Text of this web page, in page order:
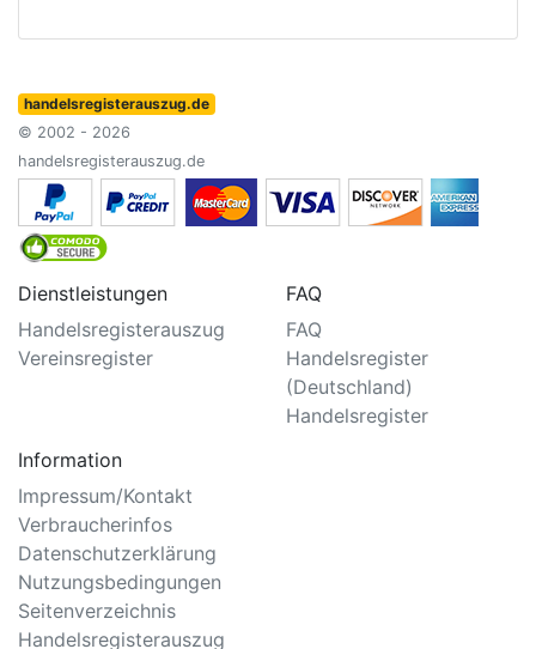
handelsregisterauszug.de
© 2002 - 2026
handelsregisterauszug.de
Dienstleistungen
Handelsregisterauszug
Vereinsregister
FAQ
FAQ
Handelsregister
(Deutschland)
Handelsregister
Information
Impressum/Kontakt
Verbraucherinfos
Datenschutzerklärung
Nutzungsbedingungen
Seitenverzeichnis
Handelsregisterauszug